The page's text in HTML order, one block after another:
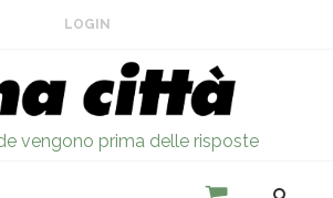
LOGIN
vengono prima delle risposte